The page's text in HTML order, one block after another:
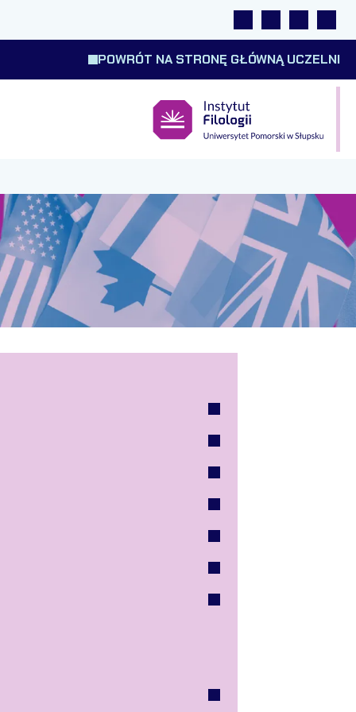
Linki Wyszukiwarka
Tłumacz
POWRÓT NA STRONĘ GŁÓWNĄ UCZELNI